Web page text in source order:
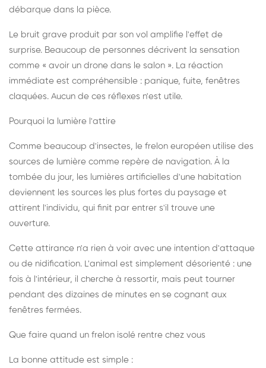
débarque dans la pièce.
Le bruit grave produit par son vol amplifie l'effet de
surprise. Beaucoup de personnes décrivent la sensation
comme « avoir un drone dans le salon ». La réaction
immédiate est compréhensible : panique, fuite, fenêtres
claquées. Aucun de ces réflexes n'est utile.
Pourquoi la lumière l'attire
Comme beaucoup d'insectes, le frelon européen utilise des
sources de lumière comme repère de navigation. À la
tombée du jour, les lumières artificielles d'une habitation
deviennent les sources les plus fortes du paysage et
attirent l'individu, qui finit par entrer s'il trouve une
ouverture.
Cette attirance n'a rien à voir avec une intention d'attaque
ou de nidification. L'animal est simplement désorienté : une
fois à l'intérieur, il cherche à ressortir, mais peut tourner
pendant des dizaines de minutes en se cognant aux
fenêtres fermées.
Que faire quand un frelon isolé rentre chez vous
La bonne attitude est simple :